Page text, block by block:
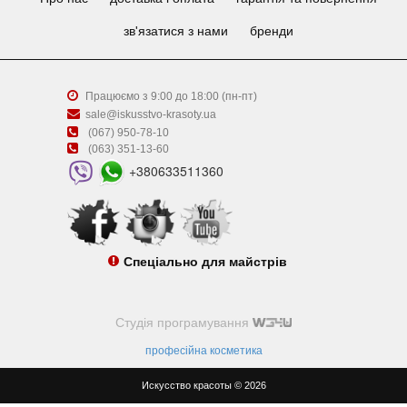
зв'язатися з нами бренди
Працюємо з 9:00 до 18:00 (пн-пт)
sale@iskusstvo-krasoty.ua
(067) 950-78-10
(063) 351-13-60
+380633511360
Спеціально для майстрів
Студія програмування
професійна косметика
Искусство красоты © 2026